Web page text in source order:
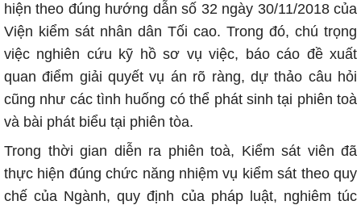
hiện theo đúng hướng dẫn số 32 ngày 30/11/2018 của
Viện kiểm sát nhân dân Tối cao. Trong đó, chú trọng
việc nghiên cứu kỹ hồ sơ vụ việc, báo cáo đề xuất
quan điểm giải quyết vụ án rõ ràng, dự thảo câu hỏi
cũng như các tình huống có thể phát sinh tại phiên toà
và bài phát biểu tại phiên tòa.
Trong thời gian diễn ra phiên toà, Kiểm sát viên đã
thực hiện đúng chức năng nhiệm vụ kiểm sát theo quy
chế của Ngành, quy định của pháp luật, nghiêm túc